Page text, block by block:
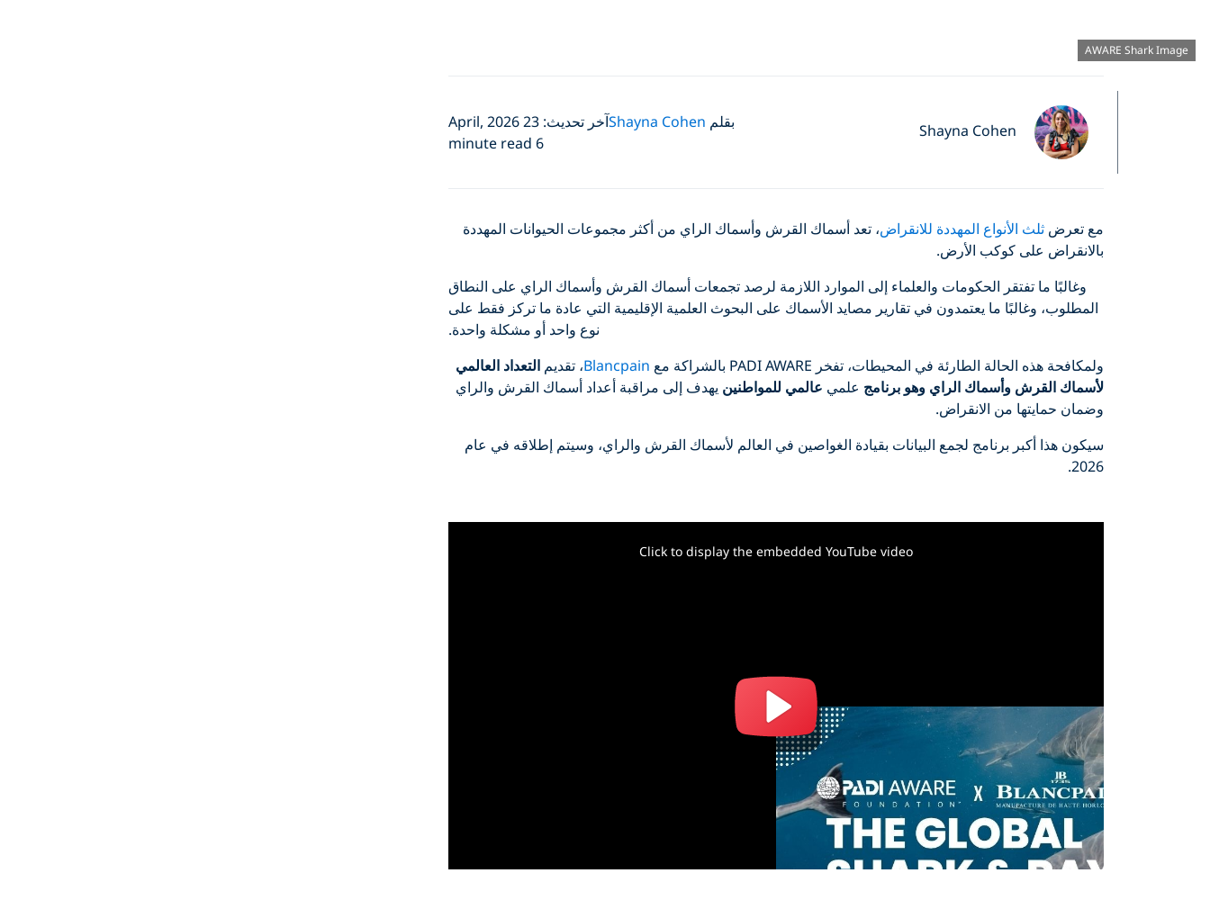
AWARE Shark Image
Shayna Cohen بقلم Shayna Cohenآخر تحديث: 23 April, 2026
6 minute read
مع تعرض ثلث الأنواع المهددة للانقراض، تعد أسماك القرش وأسماك الراي من أكثر مجموعات الحيوانات المهددة
بالانقراض على كوكب الأرض.
وغالبًا ما تفتقر الحكومات والعلماء إلى الموارد اللازمة لرصد تجمعات أسماك القرش وأسماك الراي على النطاق
المطلوب، وغالبًا ما يعتمدون في تقارير مصايد الأسماك على البحوث العلمية الإقليمية التي عادة ما تركز فقط على
نوع واحد أو مشكلة واحدة.
ولمكافحة هذه الحالة الطارئة في المحيطات، تفخر PADI AWARE بالشراكة مع
Blancpain، تقديم التعداد العالمي
لأسماك القرش وأسماك الراي وهو برنامج علمي عالمي للمواطنين يهدف إلى مراقبة أعداد أسماك القرش والراي
وضمان حمايتها من الانقراض.
سيكون هذا أكبر برنامج لجمع البيانات بقيادة الغواصين في العالم لأسماك القرش والراي، وسيتم إطلاقه في عام
2026.
Click to display the embedded YouTube video